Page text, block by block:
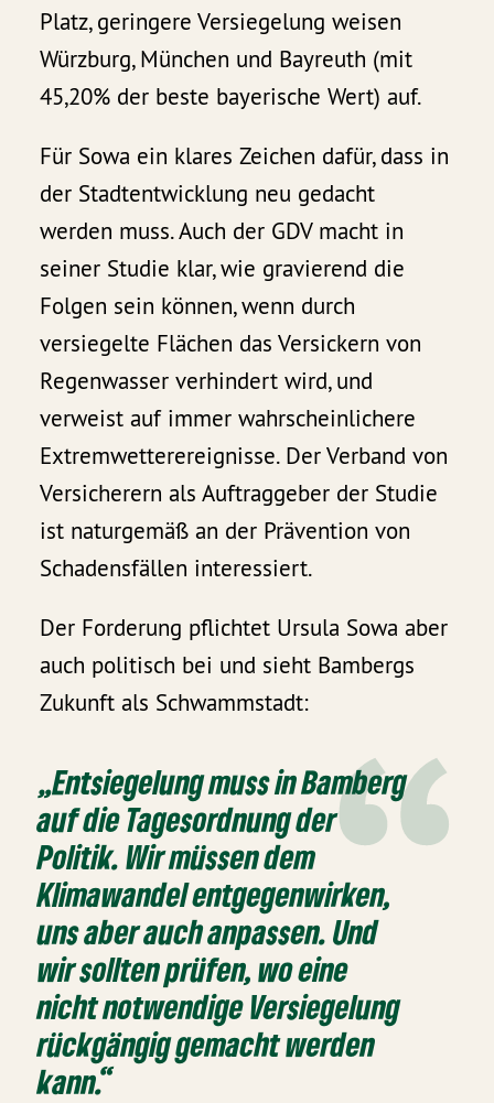
Platz, geringere Versiegelung weisen
Würzburg, München und Bayreuth (mit
45,20% der beste bayerische Wert) auf.
Für Sowa ein klares Zeichen dafür, dass in
der Stadtentwicklung neu gedacht
werden muss. Auch der GDV macht in
seiner Studie klar, wie gravierend die
Folgen sein können, wenn durch
versiegelte Flächen das Versickern von
Regenwasser verhindert wird, und
verweist auf immer wahrscheinlichere
Extremwetterereignisse. Der Verband von
Versicherern als Auftraggeber der Studie
ist naturgemäß an der Prävention von
Schadensfällen interessiert.
Der Forderung pflichtet Ursula Sowa aber
auch politisch bei und sieht Bambergs
Zukunft als Schwammstadt:
„Entsiegelung muss in Bamberg
auf die Tagesordnung der
Politik. Wir müssen dem
Klimawandel entgegenwirken,
uns aber auch anpassen. Und
wir sollten prüfen, wo eine
nicht notwendige Versiegelung
rückgängig gemacht werden
kann.“